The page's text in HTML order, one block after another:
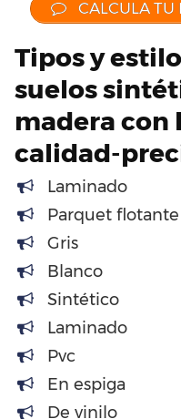
CALCULA TU
Tipos y
suelos
madera con
calidad-
Laminado
Parquet
Gris
Blanco
Sintético
Laminado
Pvc
En espiga
De vinilo